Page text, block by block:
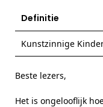
Definitie
Kunstzinnige
Beste lezers,
Het is ongelooflijk